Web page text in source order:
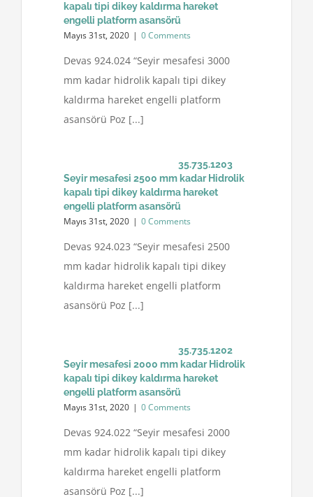
kapalı tipi dikey kaldırma hareket
engelli platform asansörü
Mayıs 31st, 2020 | 0 Comments
Devas 924.024 “Seyir mesafesi 3000
mm kadar hidrolik kapalı tipi dikey
kaldırma hareket engelli platform
asansörü Poz [...]
35.735.1203
Seyir mesafesi 2500 mm kadar Hidrolik
kapalı tipi dikey kaldırma hareket
engelli platform asansörü
Mayıs 31st, 2020 | 0 Comments
Devas 924.023 “Seyir mesafesi 2500
mm kadar hidrolik kapalı tipi dikey
kaldırma hareket engelli platform
asansörü Poz [...]
35.735.1202
Seyir mesafesi 2000 mm kadar Hidrolik
kapalı tipi dikey kaldırma hareket
engelli platform asansörü
Mayıs 31st, 2020 | 0 Comments
Devas 924.022 “Seyir mesafesi 2000
mm kadar hidrolik kapalı tipi dikey
kaldırma hareket engelli platform
asansörü Poz [...]